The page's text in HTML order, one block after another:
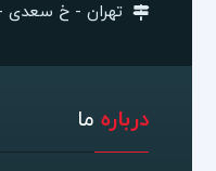
تهران - خ سعدی -
درباره ما